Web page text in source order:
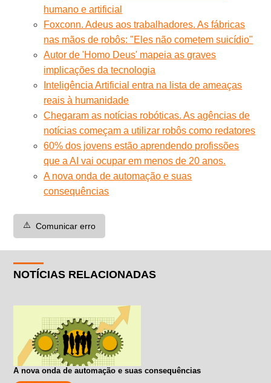
humano e artificial
Foxconn. Adeus aos trabalhadores. As fábricas
nas mãos de robôs: "Eles não cometem suicídio"
Autor de 'Homo Deus' mapeia as graves
implicações da tecnologia
Inteligência Artificial entra na lista de ameaças
reais à humanidade
Chegaram as notícias robóticas. As agências de
notícias começam a utilizar robôs como redatores
60% dos jovens estão aprendendo profissões
que a AI vai ocupar em menos de 20 anos.
A nova onda de automação e suas
consequências
⚠️ Comunicar erro
NOTÍCIAS RELACIONADAS
A nova onda de automação e suas consequências